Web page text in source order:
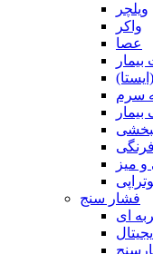
ویلچر
واکر
عصا
سرم
میز
فشار سنج
ای